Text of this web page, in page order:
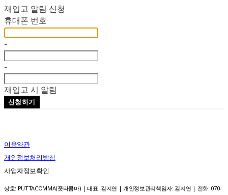
재입고 알림 신청
휴대폰 번호
-
-
재입고 시 알림
신청하기
이용약관
개인정보처리방침
사업자정보확인
상호: PUTTACOMMA(풋타콤마) | 대표: 김지연 | 개인정보관리책임자: 김지연 | 전화: 070-